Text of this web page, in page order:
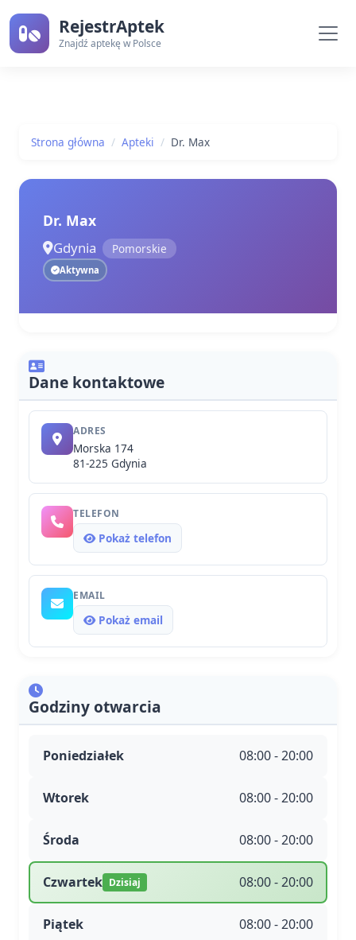
RejestrAptek
Znajdź aptekę w Polsce
Strona główna Apteki Dr. Max
Dr. Max
Gdynia Pomorskie
Aktywna
Dane kontaktowe
ADRES
Morska 174
81-225 Gdynia
TELEFON
Pokaż telefon
EMAIL
Pokaż email
Godziny otwarcia
Poniedziałek 08:00 - 20:00
Wtorek 08:00 - 20:00
Środa 08:00 - 20:00
Czwartek Dzisiaj 08:00 - 20:00
Piątek 08:00 - 20:00